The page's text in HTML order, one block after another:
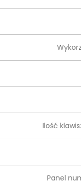
Ilość
Panel